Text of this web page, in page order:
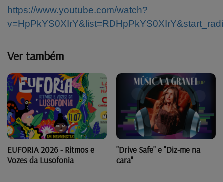
https://www.youtube.com/watch?
Ver também
EUFORIA 2026 - Ritmos e
Vozes da Lusofonia
"Drive Safe" e "Diz-me na
cara"